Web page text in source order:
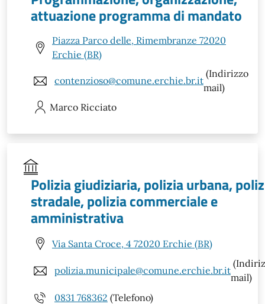
attuazione programma di mandato
Piazza Parco delle, Rimembranze 72020
Erchie (BR)
contenzioso@comune.erchie.br.it
(Indirizzo
mail)
Marco Ricciato
Polizia giudiziaria, polizia urbana,
stradale, polizia commerciale e
amministrativa
Via Santa Croce, 4 72020 Erchie (BR)
polizia.municipale@comune.erchie.br.it
mail)
0831 768362 (Telefono)